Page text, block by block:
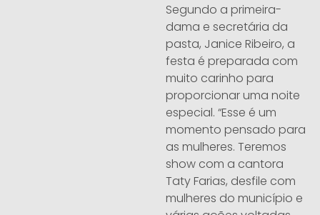
Segundo a primeira-
dama e secretária da
pasta, Janice Ribeiro, a
festa é preparada com
muito carinho para
proporcionar uma noite
especial. “Esse é um
momento pensado para
as mulheres. Teremos
show com a cantora
Taty Farias, desfile com
mulheres do município e